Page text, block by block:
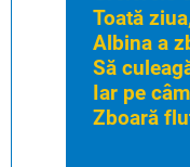
Toată
Albina a
Să
Iar pe
Zboară